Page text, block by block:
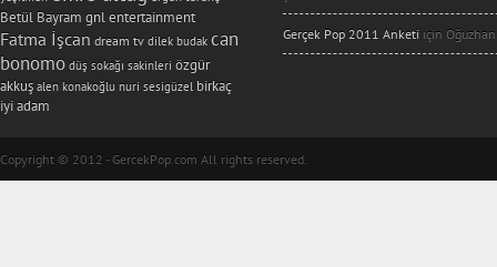
Betül Bayram gnl entertainment
Fatma İşcan dream tv dilek budak can
bonomo düş sokağı sakinleri özgür
akkuş alen konakoğlu nuri sesigüzel birkaç
iyi adam
Gerçek Pop 2011 Anketi için Oğuzhan
Copyright © 2012 - GercekPop.com All rights reserved.